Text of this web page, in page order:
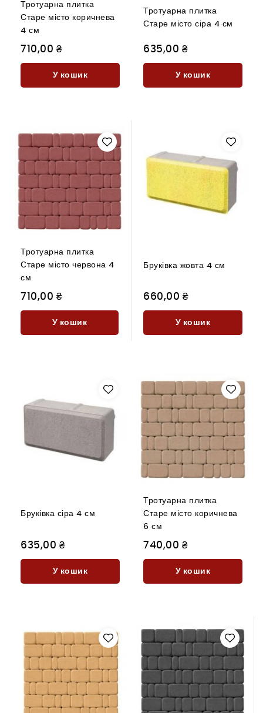
Тротуарна плитка
Старе місто коричнева
4 см
710,00 ₴
У кошик
Тротуарна плитка
Старе місто сіра 4 см
635,00 ₴
У кошик
Тротуарна плитка
Старе місто червона 4
см
710,00 ₴
У кошик
Бруківка жовта 4 см
660,00 ₴
У кошик
Бруківка сіра 4 см
635,00 ₴
У кошик
Тротуарна плитка
Старе місто коричнева
6 см
740,00 ₴
У кошик